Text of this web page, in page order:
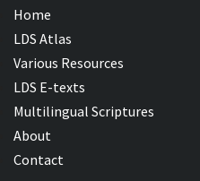
Home
LDS Atlas
Various Resources
LDS E-texts
Multilingual Scriptures
About
Contact